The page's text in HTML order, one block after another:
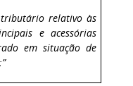
relativo às
e acessórias
em situação de